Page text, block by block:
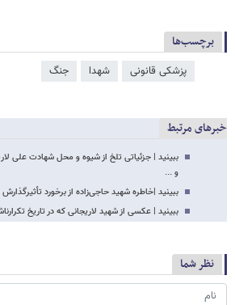
برچسب‌ها
پزشکی قانونی شهدا جنگ
خبرهای مرتبط
ببینید | جزئیاتی تلخ از شیوه و محل شهادت علی
و ...
ببینید |خاطره شهید حاجی‌زاده از برخورد
ببینید | عکسی از شهید لاریجانی که در تاریخ
نظر شما